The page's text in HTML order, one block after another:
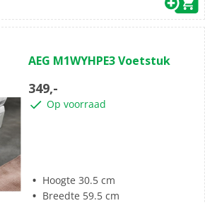
van
5
sterren.
AEG M1WYHPE3 Voetstuk
349,-
Op voorraad
Hoogte 30.5 cm
Breedte 59.5 cm